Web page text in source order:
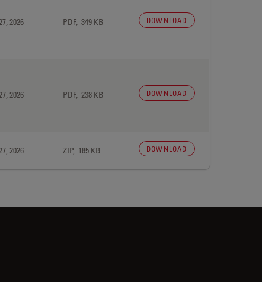
2026 PDF, 349 KB DOWNLOAD
2026 PDF, 238 KB DOWNLOAD
2026 ZIP, 185 KB DOWNLOAD